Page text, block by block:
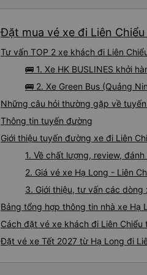
Đặt mua vé xe đi Liên
Tư vấn TOP 2 xe khách đi Liên
🚌 1. Xe HK BUSLINES khởi
🚌 2. Xe Green Bus (Quảng
Những câu hỏi thường gặp về
Thông tin tuyến đường
Giới thiệu tuyến đường xe đi Liên
1. Về chất lượng, review,
2. Giá vé xe Hạ Long - Liên
3. Giới thiệu, tư vấn các
Bảng tổng hợp thông tin nhà xe Hạ
Cách đặt vé xe khách đi Liên
Đặt vé xe Tết 2027 từ Hạ Long đi